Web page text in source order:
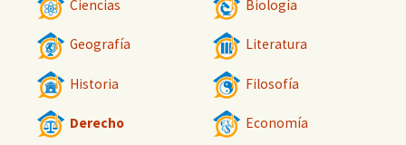
Ciencias Biología
Geografía Literatura
Historia Filosofía
Derecho Economía